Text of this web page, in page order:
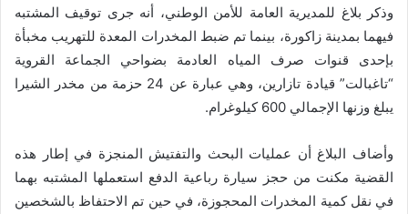
وذكر بلاغ للمديرية العامة للأمن الوطني، أنه جرى توقيف المشتبه
فيهما بمدينة زاكورة، بينما تم ضبط المخدرات المعدة للتهريب مخبأة
بإحدى قنوات صرف المياه العادمة بضواحي الجماعة القروية
“تاغبالت” قيادة تازارين، وهي عبارة عن 24 حزمة من مخدر الشيرا
يبلغ وزنها الإجمالي 600 كيلوغرام.
وأضاف البلاغ أن عمليات البحث والتفتيش المنجزة في إطار هذه
القضية مكنت من حجز سيارة رباعية الدفع استعملها المشتبه بهما
في نقل كمية المخدرات المحجوزة، في حين تم الاحتفاظ بالشخصين